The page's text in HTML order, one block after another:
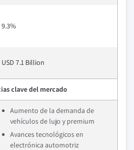
9.3%
USD 7.1 Billion
clave del mercado
Aumento de la demanda de
vehículos de lujo y premium
Avances tecnológicos en
electrónica automotriz